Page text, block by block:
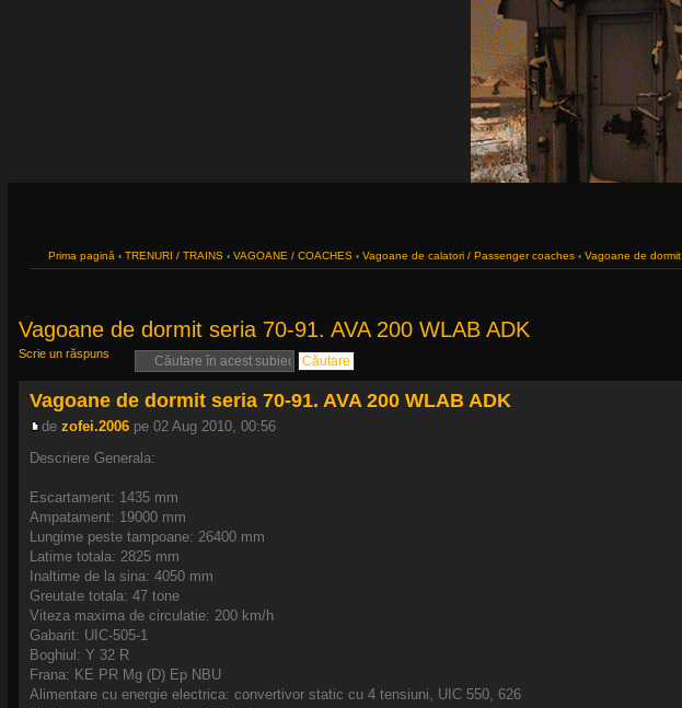
Prima pagină ‹ TRENURI / TRAINS ‹ VAGOANE / COACHES ‹ Vagoane de calatori / Passenger coaches ‹ Vagoane de dormit
Vagoane de dormit seria 70-91. AVA 200 WLAB ADK
Scrie un răspuns
Vagoane de dormit seria 70-91. AVA 200 WLAB ADK
de zofei.2006pe 02 Aug 2010, 00:56
Descriere Generala:
Escartament: 1435 mm
Ampatament: 19000 mm
Lungime peste tampoane: 26400 mm
Latime totala: 2825 mm
Inaltime de la sina: 4050 mm
Greutate totala: 47 tone
Viteza maxima de circulatie: 200 km/h
Gabarit: UIC-505-1
Boghiul: Y 32 R
Frana: KE PR Mg (D) Ep NBU
Alimentare cu energie electrica: convertivor static cu 4 tensiuni, UIC 550, 626